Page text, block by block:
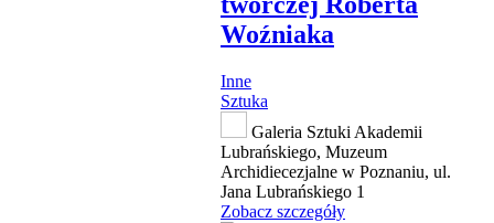
Woźniaka
Inne
Sztuka
Galeria Sztuki Akademii
Lubrańskiego, Muzeum
Archidiecezjalne w Poznaniu, ul.
Jana Lubrańskiego 1
Zobacz szczegóły